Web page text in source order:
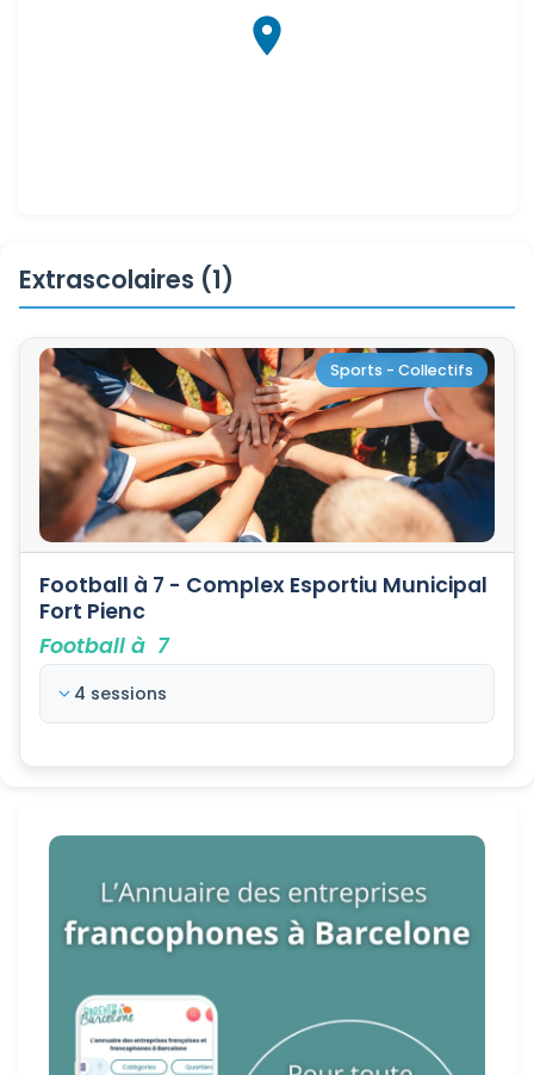
Extrascolaires (1)
Sports - Collectifs
Football à 7 - Complex Esportiu Municipal
Fort Pienc
Football à 7
4 sessions